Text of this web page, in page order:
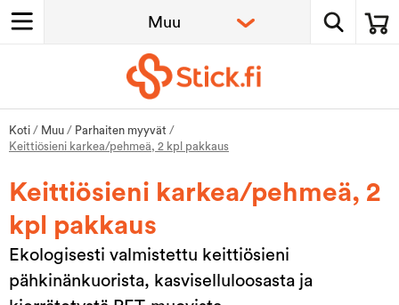
Koti / Muu / Parhaiten myyvät /
Keittiösieni karkea/pehmeä, 2 kpl pakkaus
Keittiösieni karkea/pehmeä, 2
kpl pakkaus
Ekologisesti valmistettu keittiösieni
pähkinänkuorista, kasviselluloosasta ja